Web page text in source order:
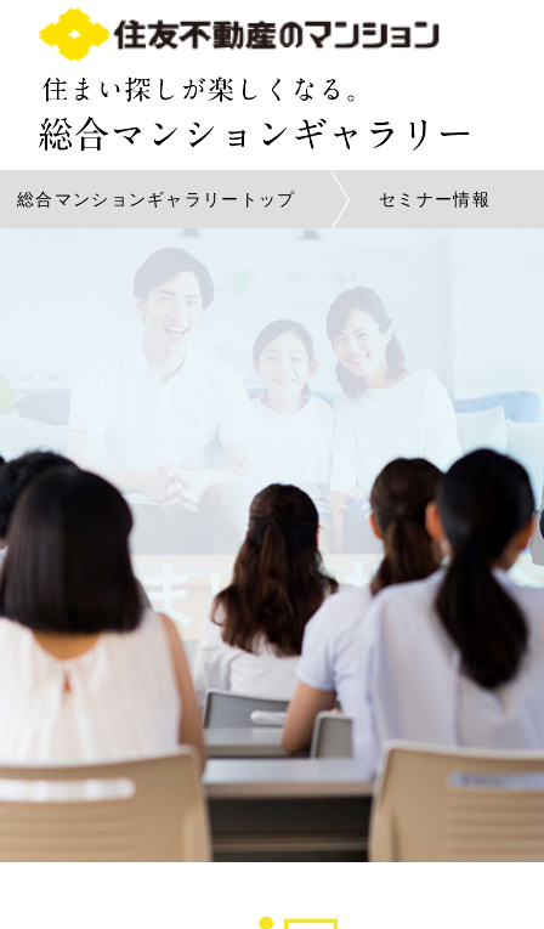
コーナー紹
お客様の声
各館のご案
総合マンションギャラリートップ セミナー情報